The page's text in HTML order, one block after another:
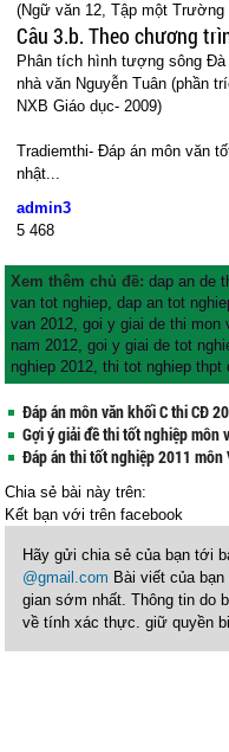
(Ngữ văn 12, Tập một Trường
Câu 3.b. Theo chương
Phân tích hình tượng sông
nhà văn Nguyễn Tuân (phần
NXB Giáo dục- 2009)
Tradiemthi- Đáp án môn văn
nhật...
admin3
5 468
Xem thêm chủ đề:dap an de
van tot nghiep,dap an tot
van 2012,goi y giai de thi mon
nam 2012,goi y giai de tot
nghiep 2012,thi tot nghiep thpt
Đáp án môn văn khối C thi CĐ
Gợi ý giải đề thi tốt nghiệp môn
Đáp án thi tốt nghiệp 2011 môn
Chia sẻ bài này trên:
Kết bạn vớitrên facebook
Hãy gửi chia sẻ của bạn tới
@gmail.com Bài viết của
gian sớm nhất. Thông tin do
về tính xác thực. giữ quyền